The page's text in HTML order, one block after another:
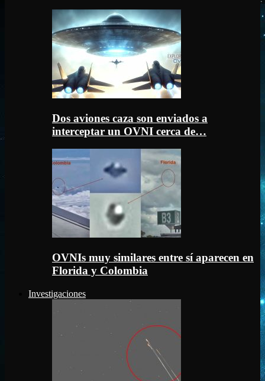
Dos aviones caza son enviados a
interceptar un OVNI cerca de…
OVNIs muy similares entre sí aparecen en
Florida y Colombia
Investigaciones